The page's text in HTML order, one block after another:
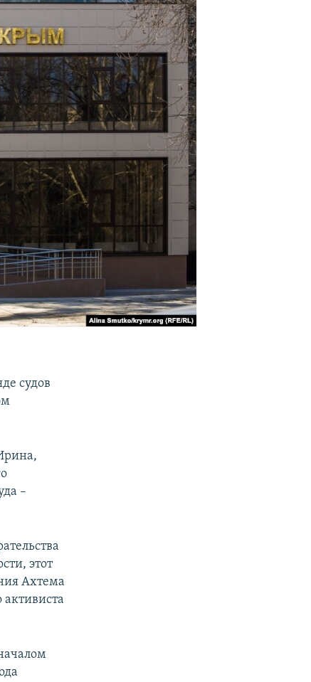
судов
–
этот
Ахтема